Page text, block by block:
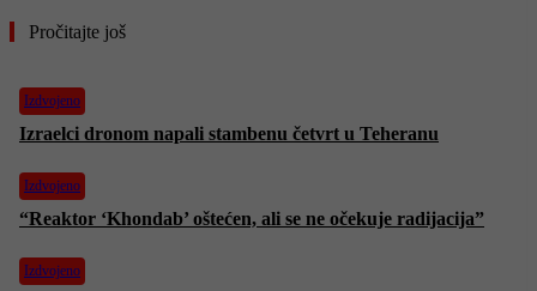
Pročitajte još
Izdvojeno
Izraelci dronom napali stambenu četvrt u Teheranu
Izdvojeno
“Reaktor ‘Khondab’ oštećen, ali se ne očekuje radijacija”
Izdvojeno